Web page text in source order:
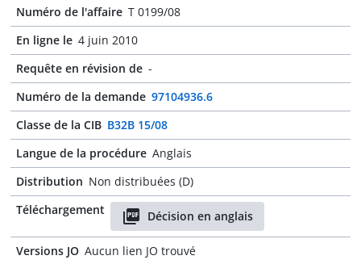
Numéro de l'affaire T 0199/08
En ligne le 4 juin 2010
Requête en révision de -
Numéro de la demande 97104936.6
Classe de la CIB B32B 15/08
Langue de la procédure Anglais
Distribution Non distribuées (D)
Téléchargement
Décision en anglais
Versions JO Aucun lien JO trouvé